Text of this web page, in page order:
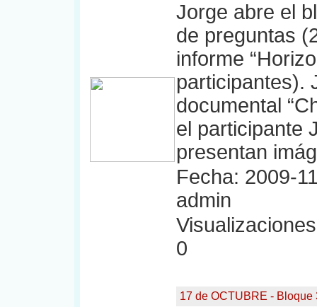
Jorge abre el
de preguntas
informe
participantes).
documental
el participante
presentan
Fecha: 2009-
admin
0
17 de OCTUBRE - Bloque